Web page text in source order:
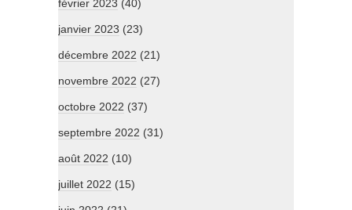
février 2023 (40)
janvier 2023 (23)
décembre 2022 (21)
novembre 2022 (27)
octobre 2022 (37)
septembre 2022 (31)
août 2022 (10)
juillet 2022 (15)